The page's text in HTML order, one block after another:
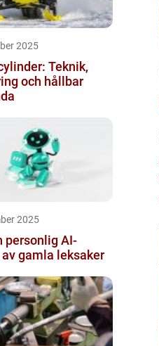
2025
Teknik,
och hållbar
2025
personlig AI-
gamla leksaker